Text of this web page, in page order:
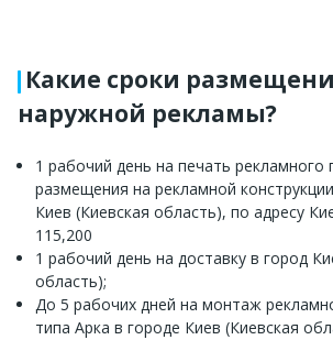
Какие сроки
наружной рекламы?
1 рабочий день на печать рекламного
размещения на рекламной
Киев (Киевская область), по адресу
115,200
1 рабочий день на доставку в город
область);
До 5 рабочих дней на монтаж
типа Арка в городе Киев (Киевская